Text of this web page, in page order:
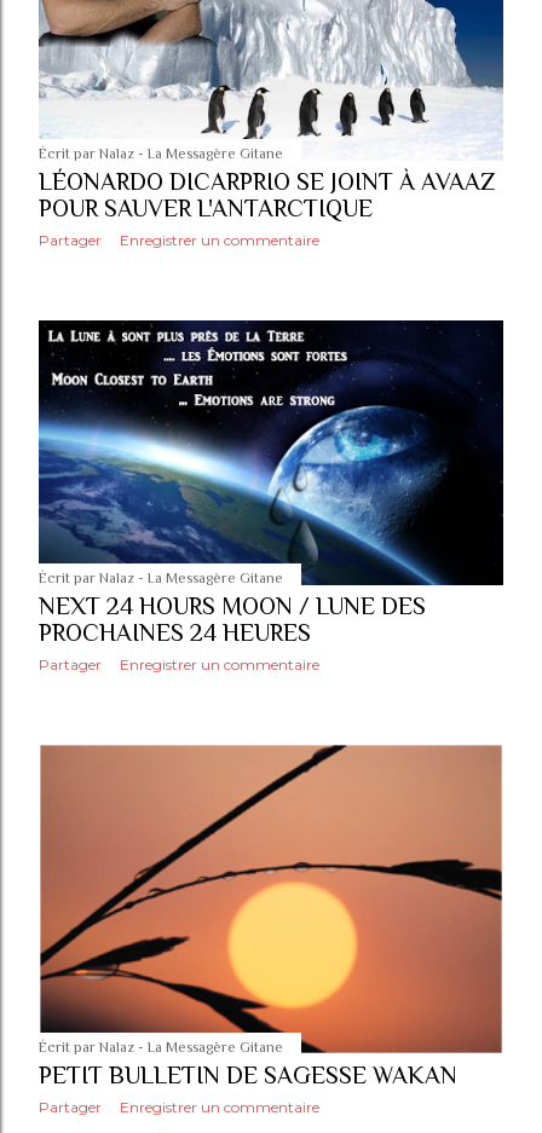
Écrit par Nalaz - La Messagère Gitane
LÉONARDO DICARPRIO SE JOINT À AVAAZ
POUR SAUVER L'ANTARCTIQUE
Partager Enregistrer un commentaire
Écrit par Nalaz - La Messagère Gitane
NEXT 24 HOURS MOON / LUNE DES
PROCHAINES 24 HEURES
Partager Enregistrer un commentaire
Écrit par Nalaz - La Messagère Gitane
PETIT BULLETIN DE SAGESSE WAKAN
Partager Enregistrer un commentaire